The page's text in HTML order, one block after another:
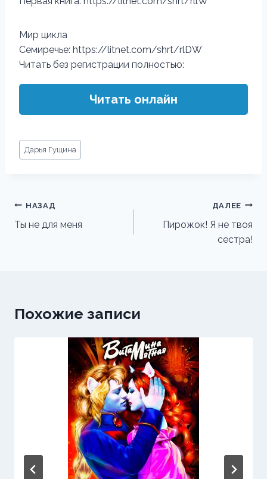
Мир цикла
Семиречье: https://litnet.com/shrt/rlDW
Читать без регистрации полностью:
Читать онлайн
Метки
записи:
Дарья Гущина
Навигация
по
НАЗАД
Ты не для меня
ДАЛЕЕ
Пирожок! Я не твоя
сестра!
Похожие записи